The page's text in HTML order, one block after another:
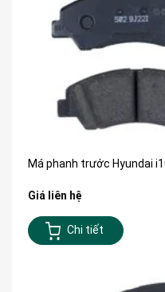
Má phanh trước Hyundai
Giá liên hệ
Chi tiết